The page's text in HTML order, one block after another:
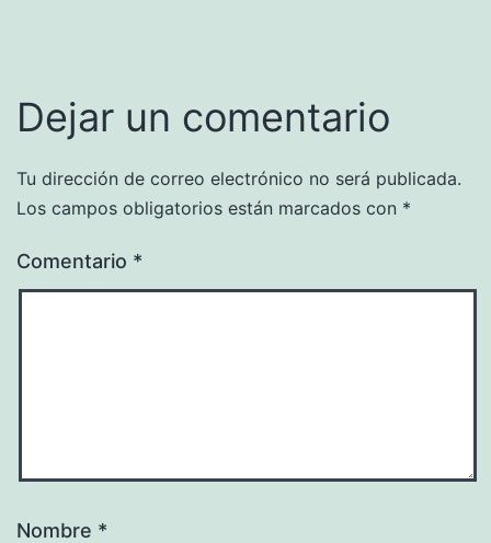
Dejar un comentario
Tu dirección de correo electrónico no será publicada.
Los campos obligatorios están marcados con *
Comentario *
Nombre *